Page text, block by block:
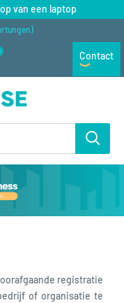
van een laptop
Contact
registratie
of organisatie te